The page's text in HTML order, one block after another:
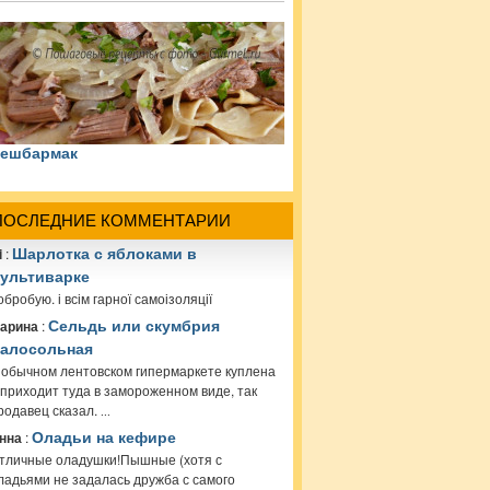
КОММЕНТАРИИ
: Шарлотка с яблоками в
і всім гарної самоізоляції
:Сельдь или скумбрия
лентовском гипермаркете куплена
туда в замороженном виде, так
сказал. ...
:Оладьи на кефире
оладушки!Пышные (хотя с
не задалась дружба с самого